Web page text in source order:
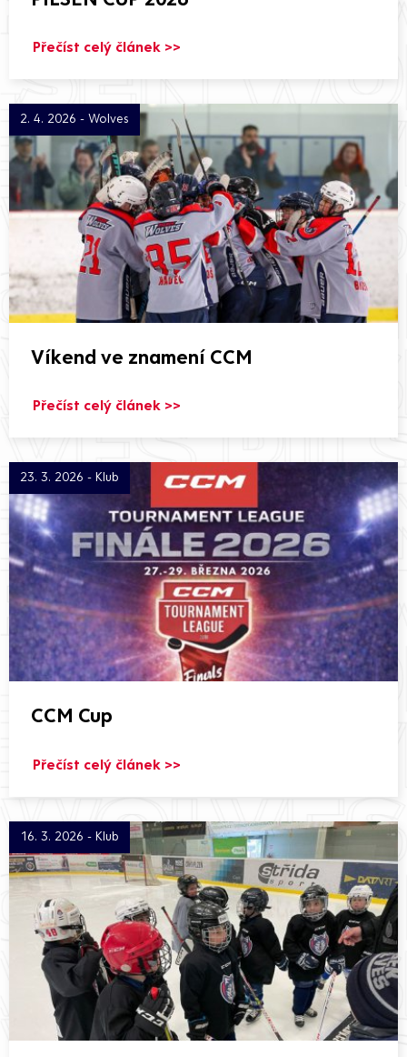
Přečíst celý článek >>
2. 4. 2026 - Wolves
Víkend ve znamení CCM
Přečíst celý článek >>
23. 3. 2026 - Klub
CCM Cup
Přečíst celý článek >>
16. 3. 2026 - Klub